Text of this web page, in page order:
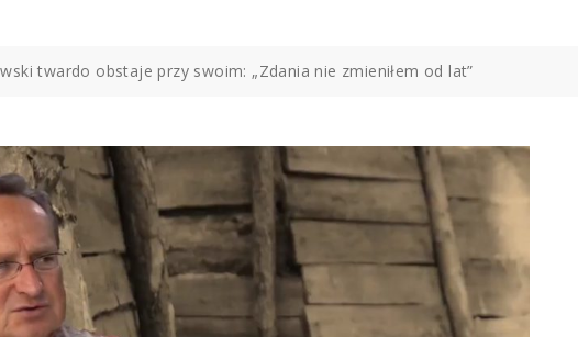
twardo obstaje przy swoim: „Zdania nie zmieniłem od lat”